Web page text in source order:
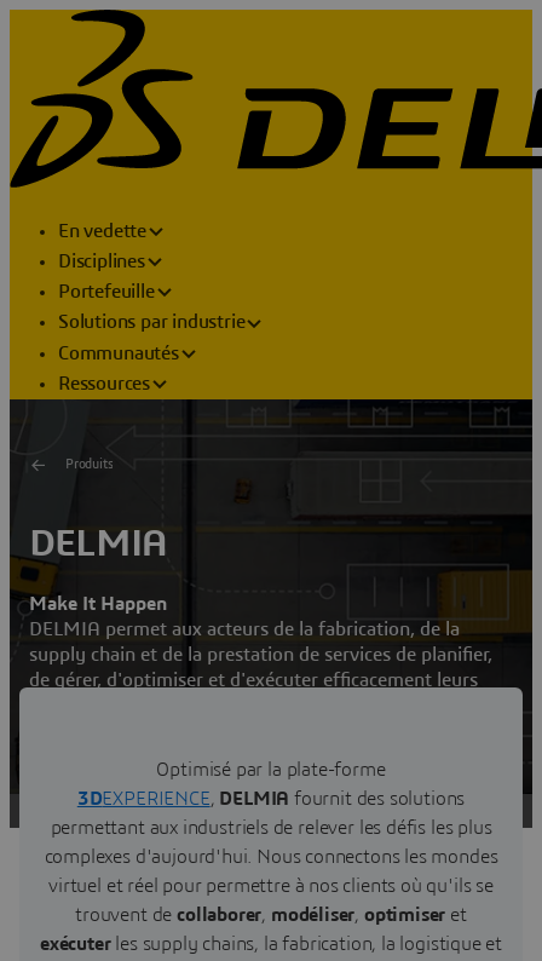
En vedette
Disciplines
Portefeuille
Solutions par industrie
Communautés
Ressources
Produits
DELMIA
Make It Happen
DELMIA permet aux acteurs de la fabrication, de la
supply chain et de la prestation de services de planifier,
de gérer, d'optimiser et d'exécuter efficacement leurs
Visiter une communauté d'utilisateurs DELMIA
Optimisé par la plate-forme
3DEXPERIENCE, DELMIA fournit des solutions
permettant aux industriels de relever les défis les plus
complexes d'aujourd'hui. Nous connectons les mondes
virtuel et réel pour permettre à nos clients où qu'ils se
trouvent decollaborer, modéliser, optimiser et
exécuterles supply chains, la fabrication, la logistique et